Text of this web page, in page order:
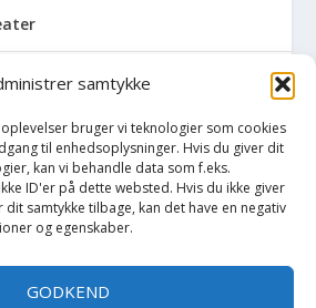
samtykke
bruger vi teknologier som cookies
til enhedsoplysninger. Hvis du giver dit
kan vi behandle data som f.eks.
ID'er på dette websted. Hvis du ikke giver
samtykke tilbage, kan det have en negativ
og egenskaber.
GODKEND